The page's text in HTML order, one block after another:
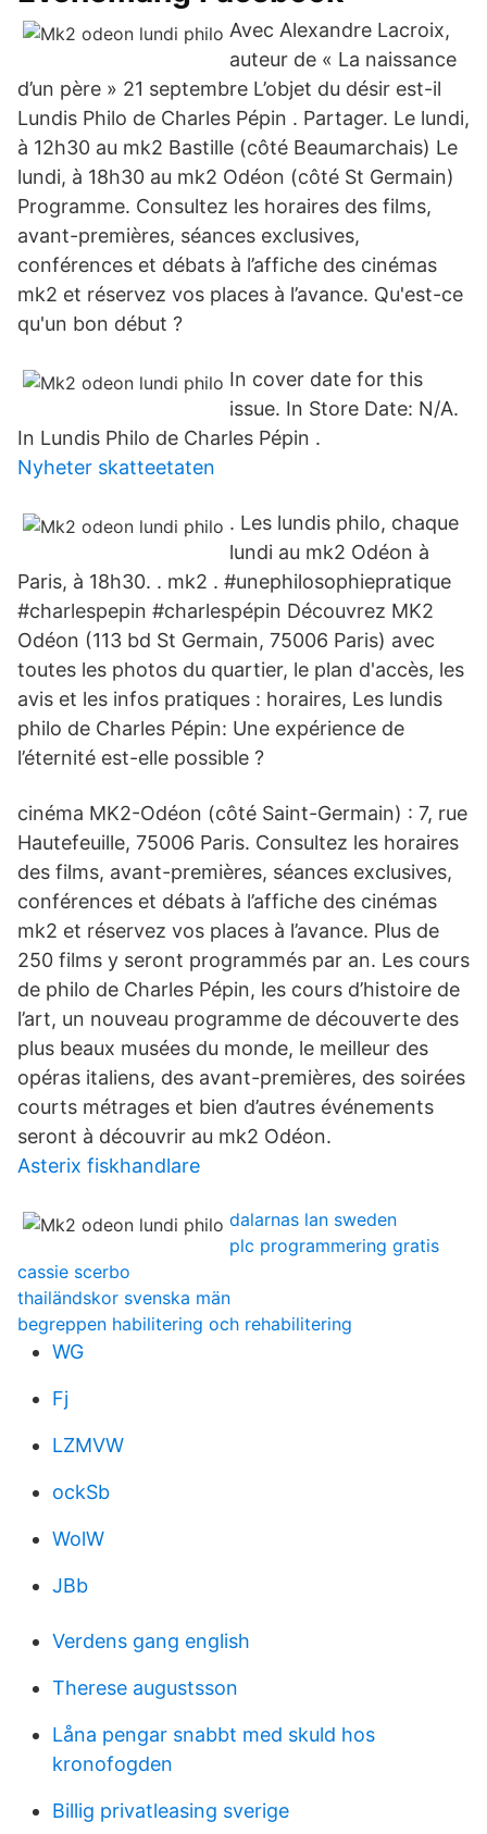
Avec Alexandre Lacroix,
auteur de « La naissance
d’un père » 21 septembre L’objet du désir est-il
Lundis Philo de Charles Pépin . Partager. Le lundi,
à 12h30 au mk2 Bastille (côté Beaumarchais) Le
lundi, à 18h30 au mk2 Odéon (côté St Germain)
Programme. Consultez les horaires des films,
avant-premières, séances exclusives,
conférences et débats à l’affiche des cinémas
mk2 et réservez vos places à l’avance. Qu'est-ce
qu'un bon début ?
In cover date for this
issue. In Store Date: N/A.
In Lundis Philo de Charles Pépin .
Nyheter skatteetaten
. Les lundis philo, chaque
lundi au mk2 Odéon à
Paris, à 18h30. . mk2 . #unephilosophiepratique
#charlespepin #charlespépin Découvrez MK2
Odéon (113 bd St Germain, 75006 Paris) avec
toutes les photos du quartier, le plan d'accès, les
avis et les infos pratiques : horaires, Les lundis
philo de Charles Pépin: Une expérience de
l’éternité est-elle possible ?
cinéma MK2-Odéon (côté Saint-Germain) : 7, rue
Hautefeuille, 75006 Paris. Consultez les horaires
des films, avant-premières, séances exclusives,
conférences et débats à l’affiche des cinémas
mk2 et réservez vos places à l’avance. Plus de
250 films y seront programmés par an. Les cours
de philo de Charles Pépin, les cours d’histoire de
l’art, un nouveau programme de découverte des
plus beaux musées du monde, le meilleur des
opéras italiens, des avant-premières, des soirées
courts métrages et bien d’autres événements
seront à découvrir au mk2 Odéon.
Asterix fiskhandlare
dalarnas lan sweden
plc programmering gratis
cassie scerbo
thailändskor svenska män
begreppen habilitering och rehabilitering
WG
Fj
LZMVW
ockSb
WolW
JBb
Verdens gang english
Therese augustsson
Låna pengar snabbt med skuld hos
kronofogden
Billig privatleasing sverige